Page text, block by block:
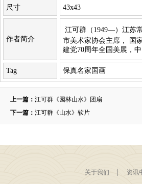
尺寸 43x43
作者简介
江可群（1949—）江苏
市美术家协会主席， 国
建党70周年全国美展，
Tag 保真名家国画
上一篇： 江可群《园林山水》团扇
下一篇： 江可群《山水》软片
关于我们 资讯